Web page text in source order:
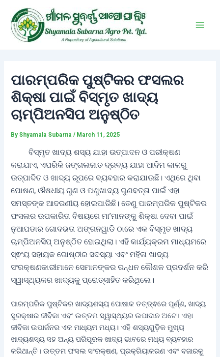
content
ପାରମ୍ପରିକ ପୁଷ୍ଟିକର ଫସଲର
ଶିକ୍ଷା ପାଇଁ ବିସ୍ମୃତ ଖାଦ୍ୟ
ଚାମ୍ପିଅନସିପ ଅନୁଷ୍ଠିତ
By Shyamala Subarna/ March 11, 2025
ବିସ୍ମୃତ ଖାଦ୍ୟ ଶସ୍ୟ ଯାହା ଉତ୍ପାଦନ ଓ ପରୀକ୍ଷଣ
କରାଯାଏ, ଏପରିକି ଜଙ୍ଗଲଜାତ ଦ୍ରବ୍ୟ ଯାହା ଆଦିମ କାଳରୁ
ଉତ୍ପାଦିତ ଓ ଖାଦ୍ୟ ରୂପରେ ବ୍ୟବହାର କରାଯାଉଛି। ଏଥିରେ ଥିବା
ପୋଷଣ, ଔଷଧୀୟ ଗୁଣ ଓ ପଶୁଖାଦ୍ୟ ଗୁଣବତ୍ତା ପାଇଁ ଏହା
ସମସ୍ତଙ୍କ ଆଦରଣୀୟ ହୋଇପାରିଛି। ତେଣୁ ପାରମ୍ପରିକ ପୁଷ୍ଟିକର
ଫସଲର ଉପକାରିତା ବିଷୟରେ ମା’ମାନଙ୍କୁ ଶିକ୍ଷା ଦେବା ପାଇଁ
ନୁଆପଡାର ଗୋଦଭତା ଅଙ୍ଗନୱାଡି ଠାରେ ଏକ ବିସ୍ମୃତ ଖାଦ୍ୟ
ଚାମ୍ପିଅନସିପ୍ ଅନୁଷ୍ଠିତ ହୋଇଥିଲା। ଏହି କାର୍ଯ୍ୟକ୍ରମ ମାଧ୍ୟମରେ
ସ୍ଵଂୟ ସହାୟକ ଗୋଷ୍ଠୀର ସଦସ୍ୟା ଏବଂ ମହିଳା ଖାଦ୍ୟ
ସଂରକ୍ଷଣକାରୀମାନେ ସେମାନଙ୍କର ରନ୍ଧନ କୌଶଳ ପ୍ରଦର୍ଶନ କରି
ସ୍ୱାସ୍ଥ୍ୟକର ଖାଦ୍ୟକୁ ପ୍ରୋତ୍ସାହିତ କରିଥିଲେ।
ପାରମ୍ପରିକ ପୁଷ୍ଟିକର ଖାଦ୍ୟଶସ୍ୟ ପୋଷାକ ତତ୍ତ୍ଵରେ ପୂର୍ଣ୍ଣ, ଖାଦ୍ୟ
ସୁରକ୍ଷାର ଜୀବିକା ଏବଂ ଉତ୍ତମ ସ୍ୱାସ୍ଥ୍ୟର ଉପାଦାନ ଅଟେ। ଏହା
ଜୀବିକା ଉପାର୍ଜନର ଏକ ମାଧ୍ୟମ ମଧ୍ୟ। ଏହି ଶସ୍ୟଗୁଡ଼ିକ ମୁଖ୍ୟ
ଖାଦ୍ୟଶସ୍ୟ ସହ ଅନ୍ୟ ପରିପୂରକ ଖାଦ୍ୟ ଭାବରେ ମଧ୍ୟ ବ୍ୟବହାର
କରିଥାନ୍ତି। ଉତ୍ତମ ଫସଲ ସଂରକ୍ଷଣ, ପ୍ରକ୍ରିୟାକରଣ ଏବଂ ବଜାରକୁ
navigation